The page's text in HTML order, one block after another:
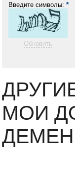
Введите символы: *
Обновить
МОИ